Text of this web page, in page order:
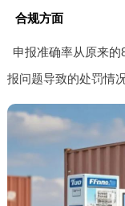
合规方面
申报准确率从原来
报问题导致的处罚情况